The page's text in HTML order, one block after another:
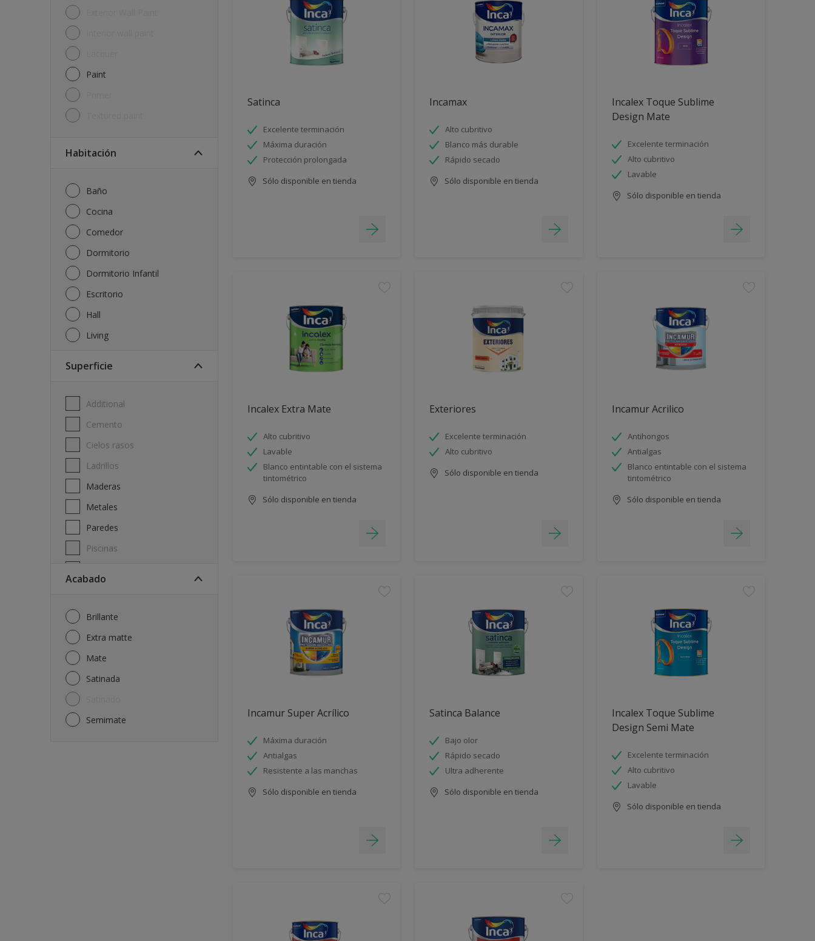
Paint
Habitación
Baño
Cocina
Comedor
Dormitorio
Dormitorio Infantil
Escritorio
Hall
Living
Superficie
Additional
Cemento
Cielos rasos
Ladrillos
Maderas
Metales
Paredes
Piscinas
Acabado
Brillante
Extra matte
Mate
Satinada
Semimate
Satinca
Excelente terminación
Máxima duración
Protección prolongada
Sólo disponible en tienda
Incamax
Alto cubritivo
Blanco más durable
Rápido secado
Sólo disponible en tienda
Incalex Toque Sublime
Design Mate
Excelente terminación
Alto cubritivo
Lavable
Sólo disponible en tienda
Incalex Extra Mate
Alto cubritivo
Lavable
Blanco entintable con el sistema
tintométrico
Sólo disponible en tienda
Exteriores
Excelente terminación
Alto cubritivo
Sólo disponible en tienda
Incamur Acrilico
Antihongos
Antialgas
Blanco entintable con el sistema
tintométrico
Sólo disponible en tienda
Incamur Super Acrílico
Máxima duración
Antialgas
Resistente a las manchas
Sólo disponible en tienda
Satinca Balance
Bajo olor
Rápido secado
Ultra adherente
Sólo disponible en tienda
Incalex Toque Sublime
Design Semi Mate
Excelente terminación
Alto cubritivo
Lavable
Sólo disponible en tienda